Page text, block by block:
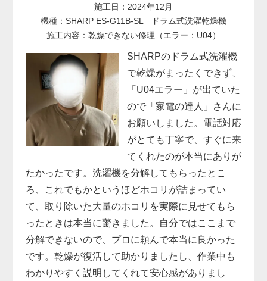
施工日：2024年12月
機種：SHARP ES-G11B-SL ドラム式洗濯乾燥機
施工内容：乾燥できない修理（エラー：U04）
SHARPのドラム式洗濯機
で乾燥がまったくできず、
「U04エラー」が出ていた
ので「家電の達人」さんに
お願いしました。電話対応
がとても丁寧で、すぐに来
てくれたのが本当にありが
たかったです。洗濯機を分解してもらったとこ
ろ、これでもかというほどホコリが詰まってい
て、取り除いた大量のホコリを実際に見せてもら
ったときは本当に驚きました。自分ではここまで
分解できないので、プロに頼んで本当に良かった
です。乾燥が復活して助かりましたし、作業中も
わかりやすく説明してくれて安心感がありまし